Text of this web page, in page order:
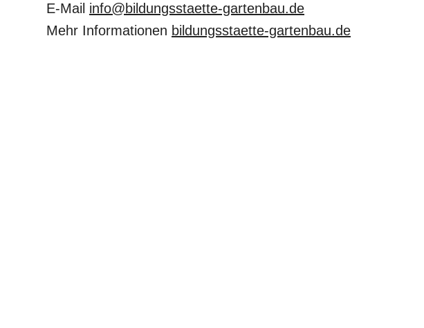
E-Mail info@bildungsstaette-gartenbau.de
Mehr Informationen bildungsstaette-gartenbau.de